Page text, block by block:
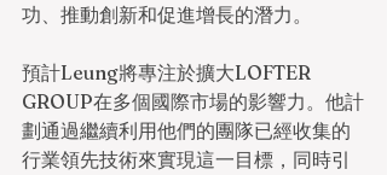
功、推動創新和促進增長的潛力。
預計Leung將專注於擴大LOFTER
GROUP在多個國際市場的影響力。他計
劃通過繼續利用他們的團隊已經收集的
行業領先技術來實現這一目標，同時引